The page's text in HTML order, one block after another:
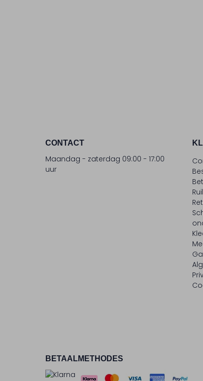
CONTACT
Maandag - zaterdag 09:00 - 17:00
uur
BETAALMETHODES